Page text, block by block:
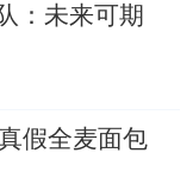
：未来可期
假全麦面包